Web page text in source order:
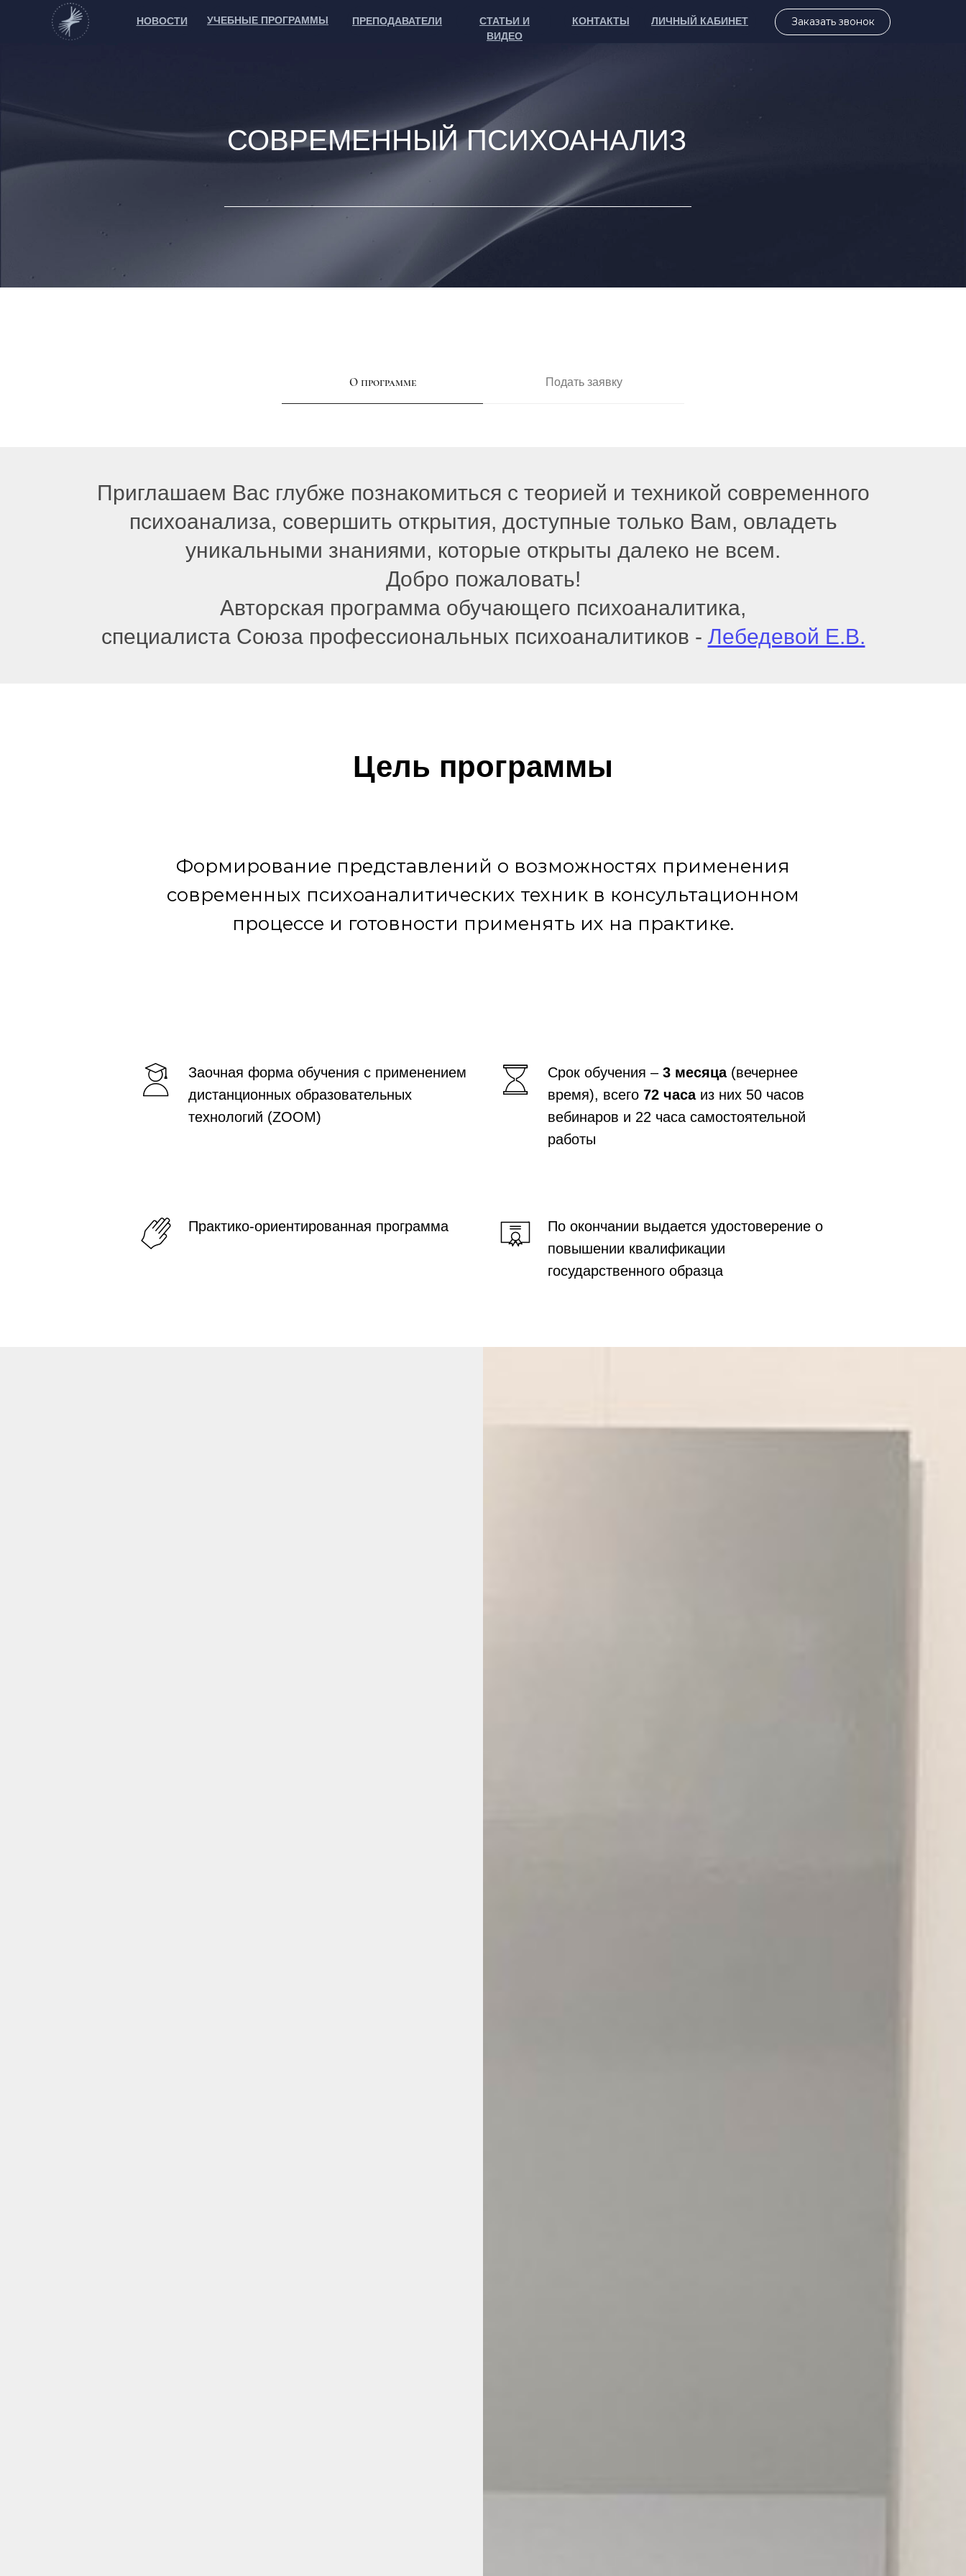
НОВОСТИ УЧЕБНЫЕ ПРОГРАММЫ ПРЕПОДАВАТЕЛИ
СТАТЬИ И
ВИДЕО
КОНТАКТЫ ЛИЧНЫЙ КАБИНЕТ Заказать звонок
СОВРЕМЕННЫЙ ПСИХОАНАЛИЗ
О программе Подать заявку
Приглашаем Вас глубже познакомиться с теорией и техникой современного
психоанализа, совершить открытия, доступные только Вам, овладеть
уникальными знаниями, которые открыты далеко не всем.
Добро пожаловать!
Авторская программа обучающего психоаналитика,
специалиста Союза профессиональных психоаналитиков - Лебедевой Е.В.
Цель программы
Формирование представлений о возможностях применения
современных психоаналитических техник в консультационном
процессе и готовности применять их на практике.
Заочная форма обучения с применением
дистанционных образовательных
технологий (ZOOM)
Срок обучения – 3 месяца(вечернее
время), всего 72 часа из них 50 часов
вебинаров и 22 часа самостоятельной
работы
Практико-ориентированная программа
По окончании выдается удостоверение о
повышении квалификации
государственного образца